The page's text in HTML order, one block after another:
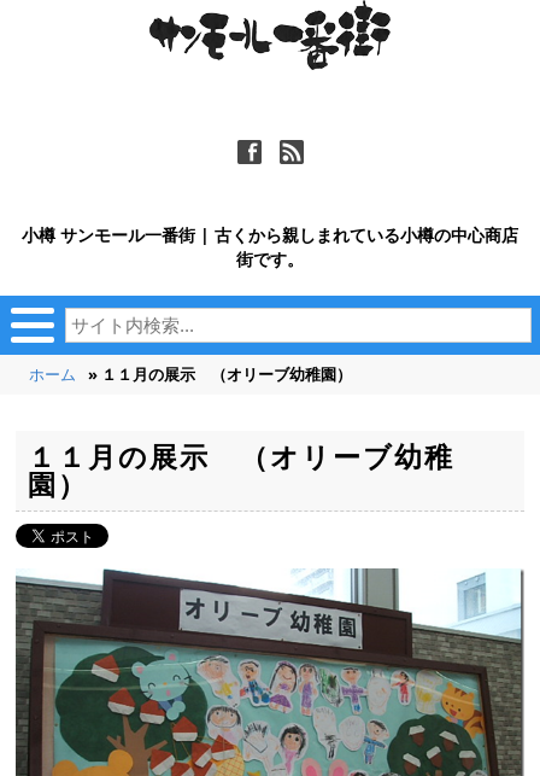
ä ñ
小樽 サンモール一番街 | 古くから親しまれている小樽の中心商店
街です。
ホーム » １１月の展示 （オリーブ幼稚園）
１１月の展示 （オリーブ幼稚
園）